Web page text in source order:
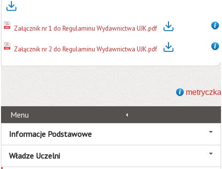
Załącznik nr 1 do Regulaminu Wydawnictwa UJK.pdf
Załącznik nr 2 do Regulaminu Wydawnictwa UJK.pdf
metryczka
Menu
Informacje Podstawowe
Władze Uczelni